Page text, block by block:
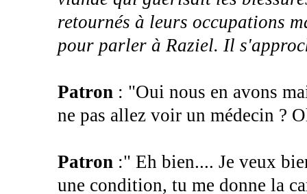
retournés à leurs occupations
pour parler à Raziel. Il
Patron : "Oui nous en avons
ne pas allez voir un médecin ?
Patron :" Eh bien.... Je veux
une condition, tu me donne la